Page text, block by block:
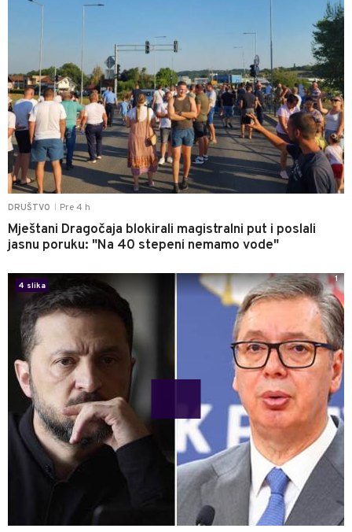
DRUŠTVO Pre 4 h
Mještani Dragočaja blokirali magistralni put i poslali
jasnu poruku: "Na 40 stepeni nemamo vode"
4 slika
1